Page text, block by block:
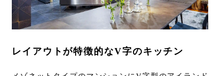
レイアウトが特徴的なV字のキッチン